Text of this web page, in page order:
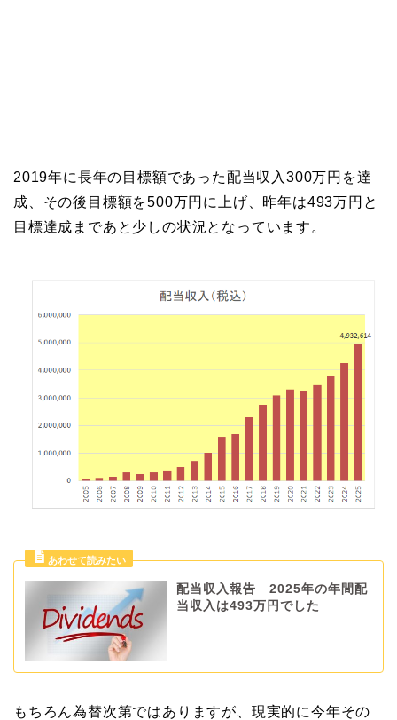
2019年に長年の目標額であった配当収入300万円を達
成、その後目標額を500万円に上げ、昨年は493万円と
目標達成まであと少しの状況となっています。
配当収入報告 2025年の年間配
当収入は493万円でした
もちろん為替次第ではありますが、現実的に今年その